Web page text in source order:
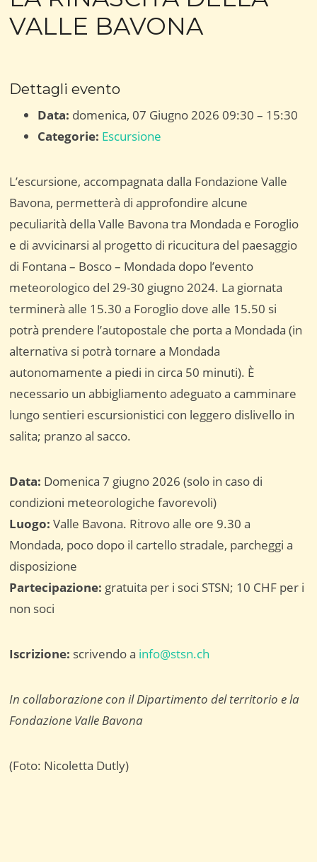
VALLE BAVONA
Dettagli evento
Data: domenica, 07 Giugno 2026 09:30 – 15:30
Categorie: Escursione
L’escursione, accompagnata dalla Fondazione Valle
Bavona, permetterà di approfondire alcune
peculiarità della Valle Bavona tra Mondada e Foroglio
e di avvicinarsi al progetto di ricucitura del paesaggio
di Fontana – Bosco – Mondada dopo l’evento
meteorologico del 29-30 giugno 2024. La giornata
terminerà alle 15.30 a Foroglio dove alle 15.50 si
potrà prendere l’autopostale che porta a Mondada (in
alternativa si potrà tornare a Mondada
autonomamente a piedi in circa 50 minuti). È
necessario un abbigliamento adeguato a camminare
lungo sentieri escursionistici con leggero dislivello in
salita; pranzo al sacco.
Data: Domenica 7 giugno 2026 (solo in caso di
condizioni meteorologiche favorevoli)
Luogo: Valle Bavona. Ritrovo alle ore 9.30 a
Mondada, poco dopo il cartello stradale, parcheggi a
disposizione
Partecipazione: gratuita per i soci STSN; 10 CHF per i
non soci
Iscrizione: scrivendo a info@stsn.ch
In collaborazione con il Dipartimento del territorio e la
Fondazione Valle Bavona
(Foto: Nicoletta Dutly)